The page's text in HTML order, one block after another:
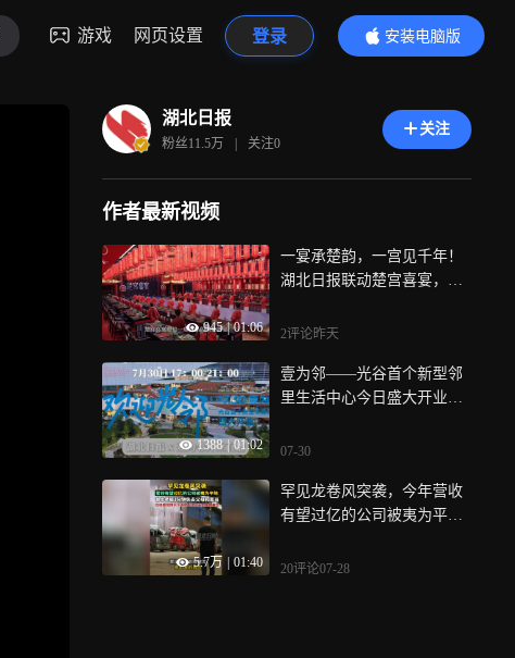
游戏 网页设置 登录
安装电脑版
内容更精彩
湖北日报
粉丝11.5万 | 关注0
关注
作者最新视频
945 | 01:06
一宴承楚韵，一宫见千年！
湖北日报联动楚宫喜宴，溯
春秋王室大婚盛宴
2评论昨天
1388 | 01:02
壹为邻——光谷首个新型邻
里生活中心今日盛大开业，
动：武汉首届甘甘好糖水
乐节、乌镇戏剧节巡游…17
点～21点，锁定湖北日报直
07-30
5.7万 01:40
罕见龙卷风突袭，今年营收
有望过亿的公司被夷为平
失去了父母和家当，在他感
20评论07-28